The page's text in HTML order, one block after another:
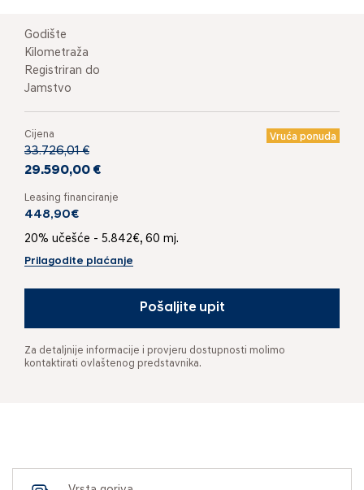
Godište
Kilometraža
Registriran do
Jamstvo
Cijena Vruća ponuda
33.726,01 €
29.590,00 €
Leasing financiranje
448,90€
20% učešće - 5.842€, 60 mj.
Prilagodite plaćanje
Pošaljite upit
Za detaljnije informacije i provjeru dostupnosti molimo
kontaktirati ovlaštenog predstavnika.